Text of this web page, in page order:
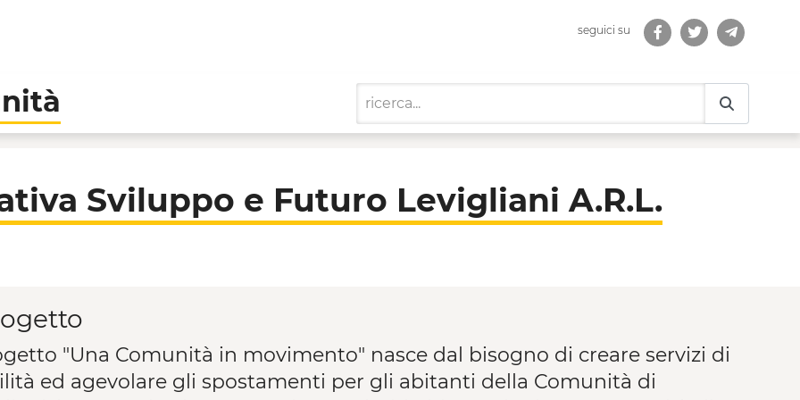
seguici su
Futuro Levigliani A.R.L. - Cooperative di
Sviluppo e Futuro Levigliani A.R.L.
"Una Comunità in movimento" nasce dal bisogno di creare servizi di
ed agevolare gli spostamenti per gli abitanti della Comunità di